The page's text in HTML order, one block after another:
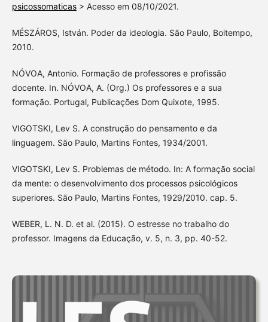
psicossomaticas> Acesso em 08/10/2021.
MÉSZÁROS, István. Poder da ideologia. São Paulo, Boitempo,
2010.
NÓVOA, Antonio. Formação de professores e profissão
docente. In. NÓVOA, A. (Org.) Os professores e a sua
formação. Portugal, Publicações Dom Quixote, 1995.
VIGOTSKI, Lev S. A construção do pensamento e da
linguagem. São Paulo, Martins Fontes, 1934/2001.
VIGOTSKI, Lev S. Problemas de método. In: A formação social
da mente: o desenvolvimento dos processos psicológicos
superiores. São Paulo, Martins Fontes, 1929/2010. cap. 5.
WEBER, L. N. D. et al. (2015). O estresse no trabalho do
professor. Imagens da Educação, v. 5, n. 3, pp. 40-52.